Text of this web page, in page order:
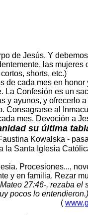
de Jesús. Y
las mujeres
shorts, etc.)
de cada mes en
La Confesión es un
y ayunos, y ofrecerlo
Consagrarse al
mes. Devoción a
su última
Kowalska -
la Santa Iglesia
Procesiones...,
y en familia. Rezar
27:46-, rezaba
pocos lo entendieron.)
(